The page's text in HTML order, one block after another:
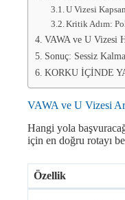
U Vizesi
Kritik Adım:
VAWA ve U Vizesi
Sonuç: Sessiz
KORKU İÇİNDE
VAWA ve U Vizesi
Hangi yola
için en doğru rotayı
Özellik